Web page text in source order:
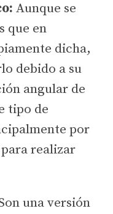
Aunque se
que en
dicha,
debido a su
angular de
tipo de
por
realizar
una versión